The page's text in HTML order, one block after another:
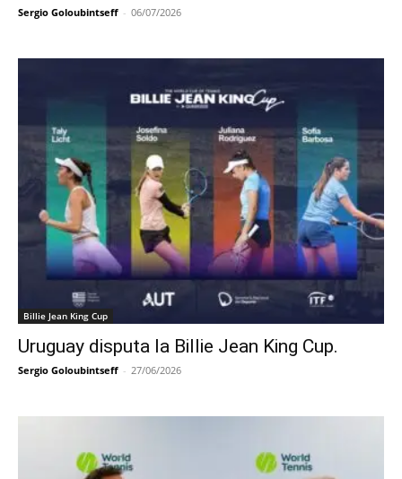
Sergio Goloubintseff - 06/07/2026
Billie Jean King Cup
Uruguay disputa la Billie Jean King Cup.
Sergio Goloubintseff - 27/06/2026